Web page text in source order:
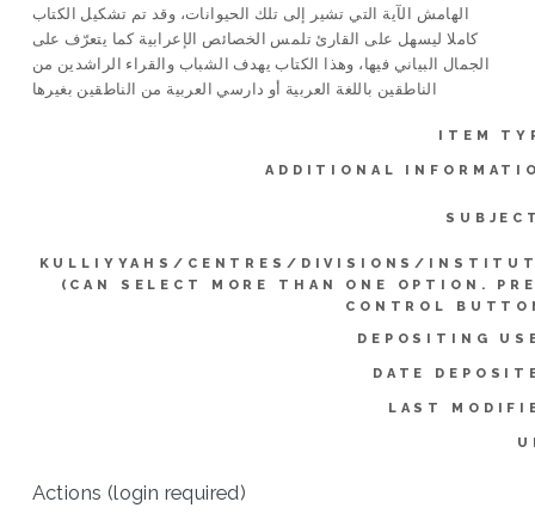
الهامش الآية التي تشير إلى تلك الحيوانات، وقد تم تشكيل الكتاب
كاملا ليسهل على القارئ تلمس الخصائص الإعرابية كما يتعرّف على
الجمال البياني فيها، وهذا الكتاب يهدف الشباب والقراء الراشدين من
الناطقين باللغة العربية أو دارسي العربية من الناطقين بغيرها
ITEM
ADDITIONAL
KULLIYYAHS/CENTRES/DIVISIONS/
(CAN SELECT MORE THAN ONE OPTION.
CONTROL
DEPOSITING
DATE
LAST
Actions (login required)